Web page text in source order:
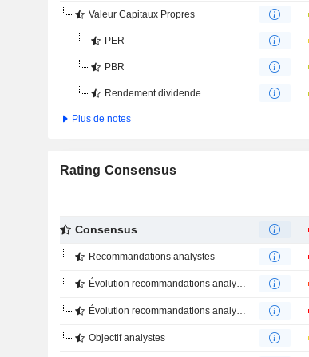
Valeur Capitaux Propres
PER
PBR
Rendement dividende
Plus de notes
Rating Consensus
Consensus
Recommandations analystes
Évolution recommandations analystes 1 an
Évolution recommandations analystes 4 mois
Objectif analystes